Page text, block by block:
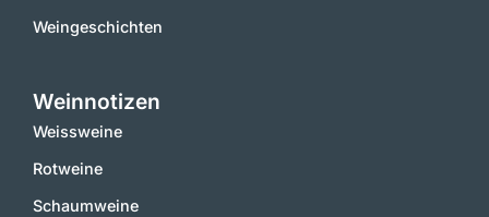
Weingeschichten
Weinnotizen
Weissweine
Rotweine
Schaumweine